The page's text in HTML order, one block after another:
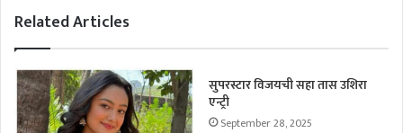
Related Articles
सुपरस्टार विजयची सहा तास उशिरा
एन्ट्री
September 28, 2025